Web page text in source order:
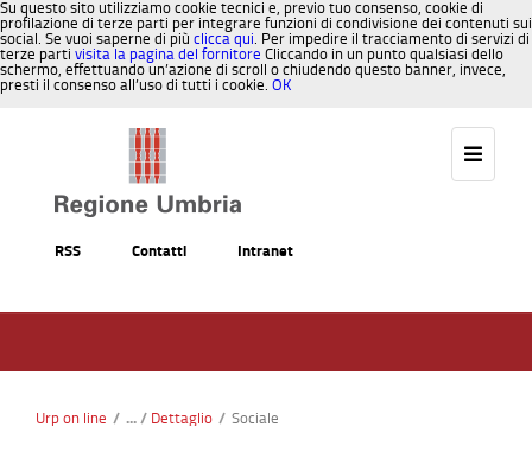
Su questo sito utilizziamo cookie tecnici e, previo tuo consenso, cookie di
profilazione di terze parti per integrare funzioni di condivisione dei contenuti sui
social. Se vuoi saperne di più clicca qui. Per impedire il tracciamento di servizi di
terze parti visita la pagina del fornitore Cliccando in un punto qualsiasi dello
schermo, effettuando un’azione di scroll o chiudendo questo banner, invece,
presti il consenso all’uso di tutti i cookie. OK
RSS Contatti Intranet
Urp on line / Dettaglio / Sociale